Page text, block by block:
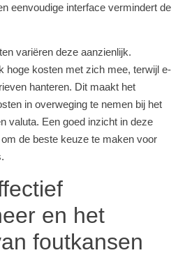
eenvoudige interface vermindert de
variëren deze aanzienlijk.
hoge kosten met zich mee, terwijl e-
hanteren. Dit maakt het
in overweging te nemen bij het
valuta. Een goed inzicht in deze
de beste keuze te maken voor
en het
foutkansen